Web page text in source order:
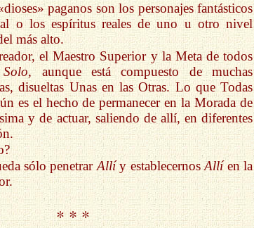
paganos son los personajes fantásticos
o los espíritus reales de uno u otro nivel
más alto.
el Maestro Superior y la Meta de todos
aunque está compuesto de muchas
disueltas Unas en las Otras. Lo que Todas
es el hecho de permanecer en la Morada de
y de actuar, saliendo de allí, en diferentes
sólo penetrarAllíy establecernosAllíen la
* * *